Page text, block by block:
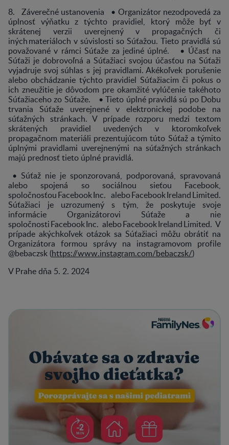
8. Záverečné ustanovenia • Organizátor nezodpovedá za
úplnosť výňatku z týchto pravidiel, ktorý môže byť v
skrátenej verzii uverejnený v propagačných či
iných materiáloch v súvislosti so Súťažou. Tieto pravidlá sú
považované v rámci Súťaže za jediné úplné. • Účasť na
Súťaži je dobrovoľná a Súťažiaci svojou účasťou na Súťaži
vyjadruje svoj súhlas s jej pravidlami. Akékoľvek porušenie
alebo obchádzanie týchto pravidiel Súťažiacim či pokus o
ich zneužitie je dôvodom pre okamžité vylúčenie takéhoto
Súťažiaceho zo Súťaže. • Tieto úplné pravidlá sú po Dobu
trvania Súťaže uverejnené v elektronickej podobe na
súťažných stránkach. V prípade rozporu medzi textom
skrátených pravidiel uvedených v ktoromkoľvek
propagačnom materiáli prezentujúcom túto Súťaž a týmito
úplnými pravidlami uverejnenými na súťažných stránkach
majú prednosť tieto úplné pravidlá.
• Súťaž nie je sponzorovaná, podporovaná, spravovaná
alebo spojená so sociálnou sieťou Facebook,
spoločnosťou Facebook Inc. alebo Facebook Ireland Limited.
Súťažiaci je uzrozumený s tým, že poskytuje svoje
informácie Organizátorovi Súťaže a nie
spoločnosti Facebook Inc. alebo Facebook Ireland Limited. V
prípade akýchkoľvek otázok sa Súťažiaci môžu obrátiť na
Organizátora formou správy na instagramovom profile
@bebaczsk (https://www.instagram.com/bebaczsk/)
V Prahe dňa 5. 2. 2024